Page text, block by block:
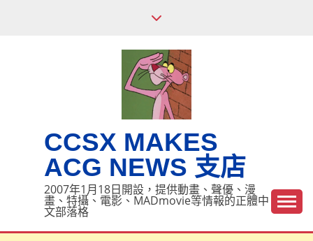
CCSX MAKES
ACG NEWS 支店
2007年1月18日開設，提供動畫、聲優、漫
畫、特攝、電影、MADmovie等情報的正體中
文部落格